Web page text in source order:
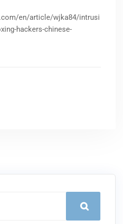
en/article/wjka84/intrusi
hackers-chinese-